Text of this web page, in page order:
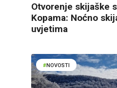
Otvorenje skijaške
Kopama: Noćno
uvjetima
NOVOSTI